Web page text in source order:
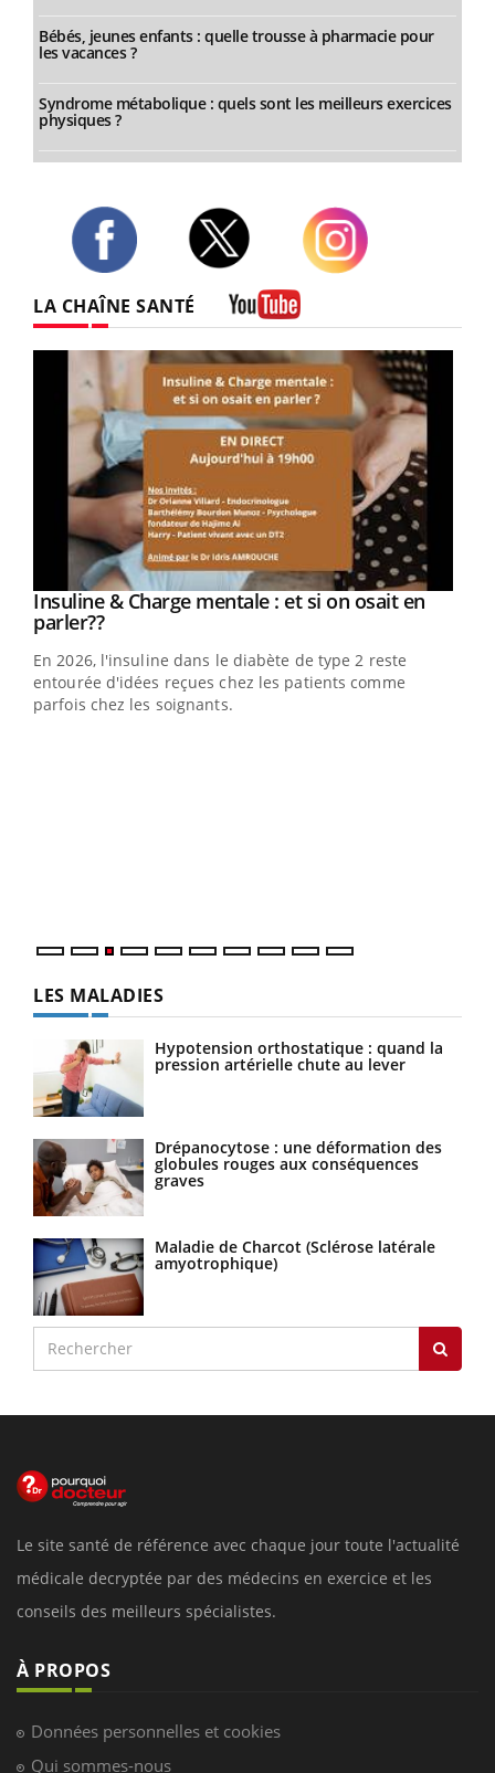
Bébés, jeunes enfants : quelle trousse à pharmacie pour
les vacances ?
Syndrome métabolique : quels sont les meilleurs exercices
physiques ?
LA CHAÎNE SANTÉ
Youtube
Insuline & Charge mentale : et si on osait en
parler??Youtube
En 2026, l'insuline dans le diabète de type 2 reste
entourée d'idées reçues chez les patients comme
parfois chez les soignants.
LES MALADIES
Hypotension orthostatique : quand la
pression artérielle chute au lever
Drépanocytose : une déformation des
globules rouges aux conséquences
graves
Maladie de Charcot (Sclérose latérale
amyotrophique)
Le site santé de référence avec chaque jour toute l'actualité
médicale decryptée par des médecins en exercice et les
conseils des meilleurs spécialistes.
À PROPOS
Données personnelles et cookies
Qui sommes-nous